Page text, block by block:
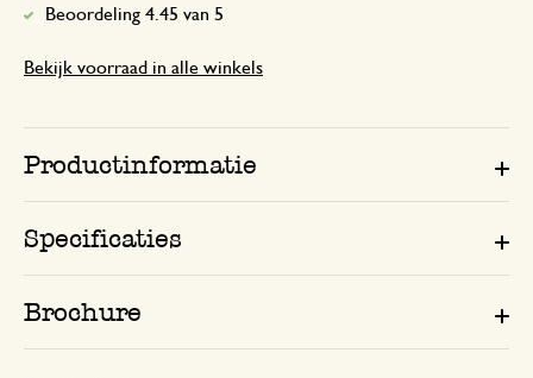
Beoordeling 4.45 van 5
Bekijk voorraad in alle winkels
Productinformatie
Specificaties
Brochure
Enkel een score, geen toelichting